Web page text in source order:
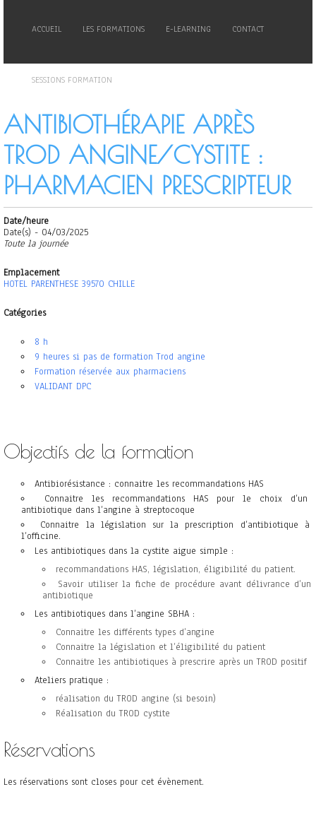
ACCUEIL LES FORMATIONS E-LEARNING CONTACT
SESSIONS FORMATION
ANTIBIOTHÉRAPIE APRÈS
TROD ANGINE/CYSTITE :
PHARMACIEN PRESCRIPTEUR
Date/heure
Date(s) - 04/03/2025
Toute la journée
Emplacement
HOTEL PARENTHESE 39570 CHILLE
Catégories
8 h
9 heures si pas de formation Trod angine
Formation réservée aux pharmaciens
VALIDANT DPC
Objectifs de la formation
Antibiorésistance : connaitre les recommandations HAS
Connaitre les recommandations HAS pour le choix d’un
antibiotique dans l’angine à streptocoque
Connaitre la législation sur la prescription d’antibiotique à
l’officine.
Les antibiotiques dans la cystite aigue simple :
recommandations HAS, législation, éligibilité du patient.
Savoir utiliser la fiche de procédure avant délivrance d’un
antibiotique
Les antibiotiques dans l’angine SBHA :
Connaitre les différents types d’angine
Connaitre la législation et l’éligibilité du patient
Connaitre les antibiotiques à prescrire après un TROD positif
Ateliers pratique :
réalisation du TROD angine (si besoin)
Réalisation du TROD cystite
Réservations
Les réservations sont closes pour cet évènement.